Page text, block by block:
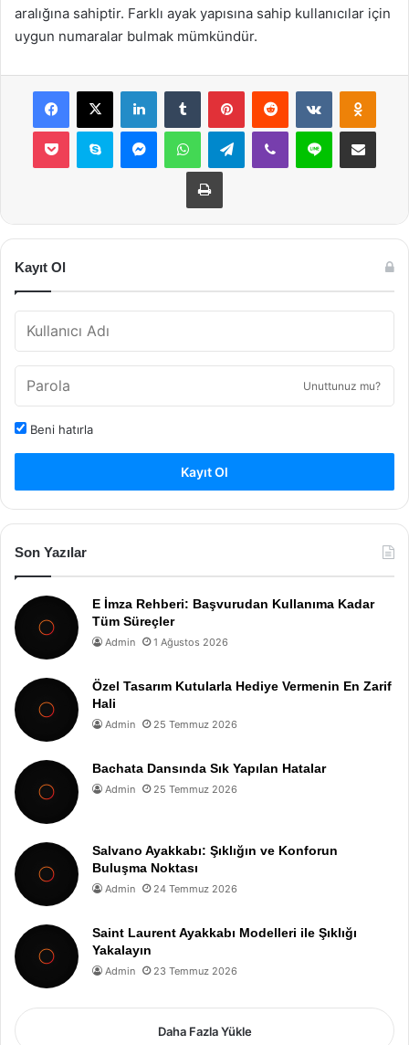
aralığına sahiptir. Farklı ayak yapısına sahip kullanıcılar için
uygun numaralar bulmak mümkündür.
Facebook
X LinkedInTumblr PinterestReddit VKontakte
Pocket Skype MessengerWhatsAppTelegramViber Line E-Posta ile
Yazdır
Kayıt Ol
Unuttunuz mu?
Beni hatırla
Kayıt Ol
Son Yazılar
E İmza Rehberi: Başvurudan Kullanıma Kadar
Tüm Süreçler
Admin 1 Ağustos 2026
Özel Tasarım Kutularla Hediye Vermenin En Zarif
Hali
Admin 25 Temmuz 2026
Bachata Dansında Sık Yapılan Hatalar
Admin 25 Temmuz 2026
Salvano Ayakkabı: Şıklığın ve Konforun
Buluşma Noktası
Admin 24 Temmuz 2026
Saint Laurent Ayakkabı Modelleri ile Şıklığı
Yakalayın
Admin 23 Temmuz 2026
Daha Fazla Yükle